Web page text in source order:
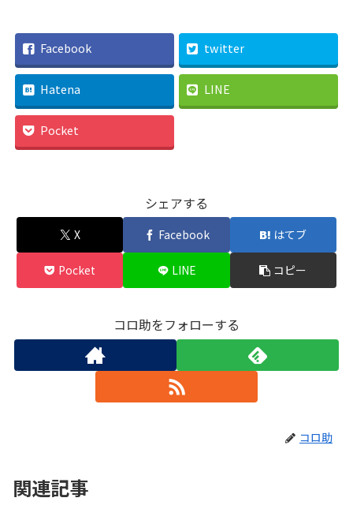
Facebook twitter
Hatena LINE
Pocket
シェアする
X Facebook はてブ
Pocket LINE コピー
コロ助をフォローする
コロ助
関連記事